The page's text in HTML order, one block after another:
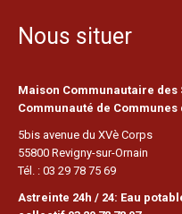
Nous situer
Maison Communautaire
Communauté de Communes
5bis avenue du XVè Corps
55800 Revigny-sur-Ornain
Tél. : 03 29 78 75 69
Astreinte 24h / 24: Eau